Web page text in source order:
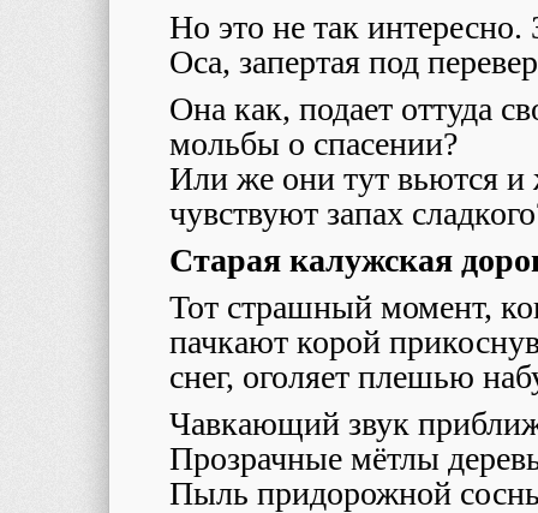
Но это не так интересно.
Оса, запертая под
Она как, подает оттуда
мольбы о спасении?
Или же они тут вьются
чувствуют запах
Старая калужская
Тот страшный момент,
пачкают корой
снег, оголяет плешью
Чавкающий звук
Прозрачные мётлы
Пыль придорожной